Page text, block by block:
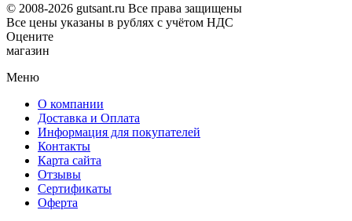
© 2008-2026 gutsant.ru Все права защищены
Все цены указаны в рублях с учётом НДС
Оцените
магазин
Меню
О компании
Доставка и Оплата
Информация для покупателей
Контакты
Карта сайта
Отзывы
Сертификаты
Оферта